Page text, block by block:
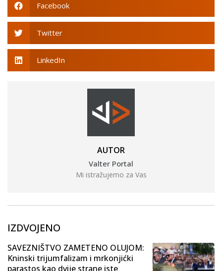
Facebook
Twitter
LinkedIn
AUTOR
Valter Portal
Mi istražujemo za Vas
IZDVOJENO
SAVEZNIŠTVO ZAMETENO OLUJOM:
Kninski trijumfalizam i mrkonjićki
parastos kao dvije strane iste